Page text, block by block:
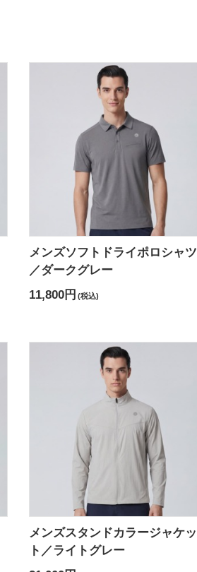
メンズソフトドライポロシャツ
／ダークグレー
11,800円 (税込)
メンズスタンドカラージャケッ
ト／ライトグレー